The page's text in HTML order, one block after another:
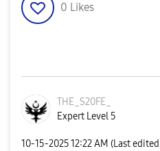
0 Likes
THE_S20FE_
Expert Level 5
‎10-15-202512:22 AM (Last edited